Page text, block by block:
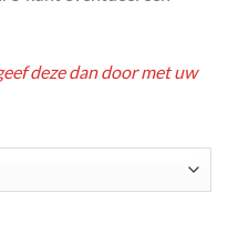
deze dan door met uw